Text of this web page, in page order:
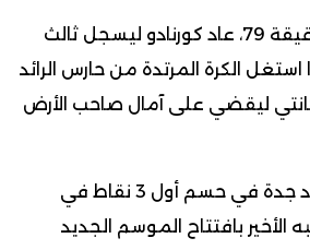
وفي المباراة في الدقيقة 79، عاد كورنادو ليسجل ثالث
الكرة المرتدة من حارس الرائد
ليقضي على آمال صاحب الأرض
وبهذا الفوز، نجح اتحاد جدة في حسم أول 3 نقاط في
الأخير بافتتاح الموسم الجديد